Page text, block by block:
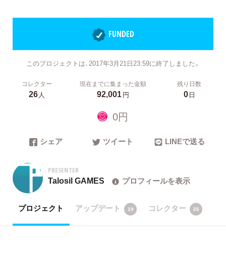
FUNDED
このプロジェクトは、2017年3月21日23:59に終了しました。
コレクター
26人
現在までに集まった金額
92,001円
0円
残り日数
0日
シェア ツイート LINEで送る
PRESENTER
Talosil GAMES プロフィールを表示
プロジェクト アップデート 19 コレクター 26